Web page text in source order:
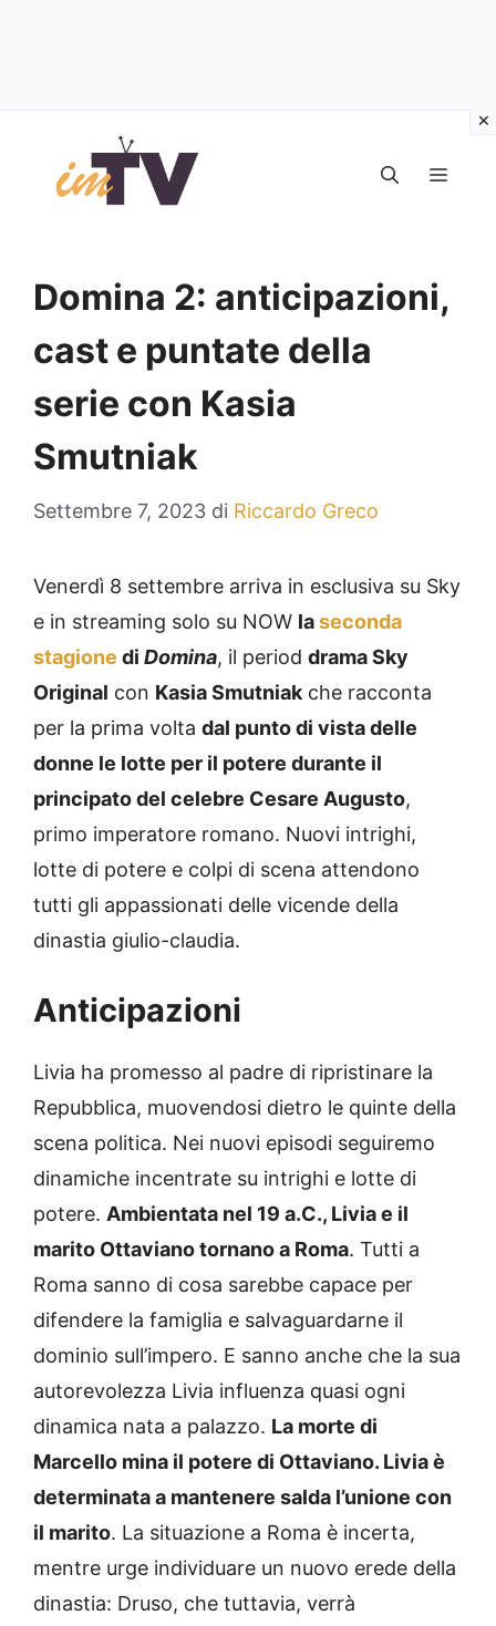
contenuto
Domina 2: anticipazioni,
cast e puntate della
serie con Kasia
Smutniak
Settembre 7, 2023 di Riccardo Greco
Venerdì 8 settembre arriva in esclusiva su Sky
e in streaming solo su NOW laseconda
stagione di Domina, il period drama Sky
Original con Kasia Smutniakche racconta
per la prima volta dal punto di vista delle
donne le lotte per il potere durante il
principato del celebre Cesare Augusto,
primo imperatore romano. Nuovi intrighi,
lotte di potere e colpi di scena attendono
tutti gli appassionati delle vicende della
dinastia giulio-claudia.
Anticipazioni
Livia ha promesso al padre di ripristinare la
Repubblica, muovendosi dietro le quinte della
scena politica. Nei nuovi episodi seguiremo
dinamiche incentrate su intrighi e lotte di
potere. Ambientata nel 19 a.C., Livia e il
marito Ottaviano tornano a Roma. Tutti a
Roma sanno di cosa sarebbe capace per
difendere la famiglia e salvaguardarne il
dominio sull’impero. E sanno anche che la sua
autorevolezza Livia influenza quasi ogni
dinamica nata a palazzo. La morte di
Marcello mina il potere di Ottaviano. Livia è
determinata a mantenere salda l’unione con
il marito. La situazione a Roma è incerta,
mentre urge individuare un nuovo erede della
dinastia: Druso, che tuttavia, verrà